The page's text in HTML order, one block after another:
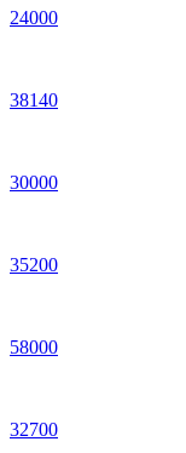
24000
38140
30000
35200
58000
32700